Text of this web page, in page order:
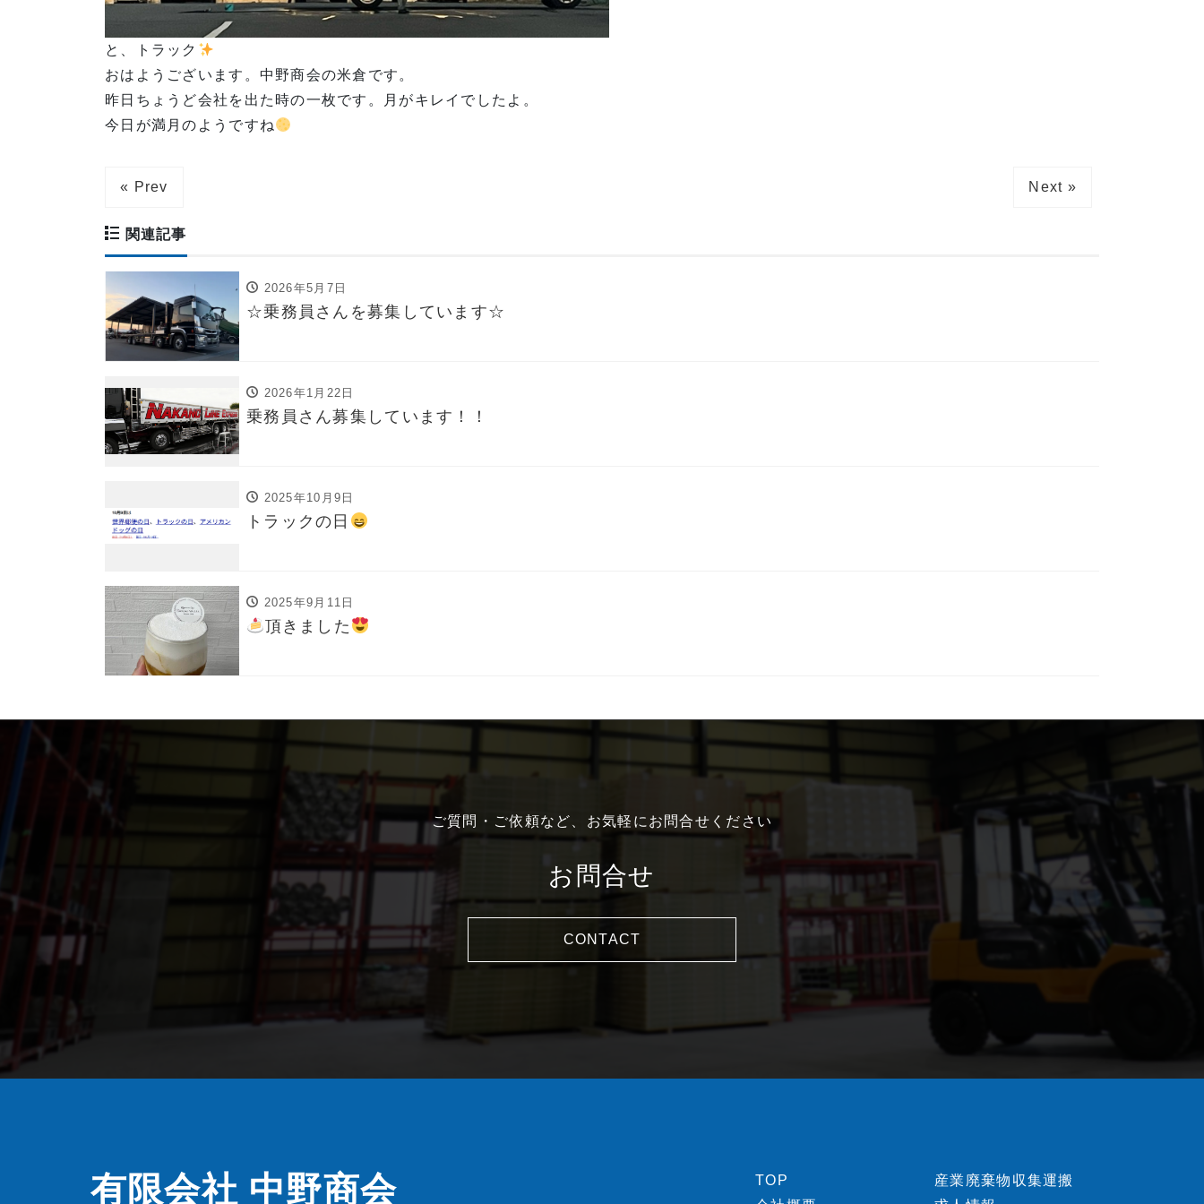
と、トラック
おはようございます。中野商会の米倉です。
昨日ちょうど会社を出た時の一枚です。月がキレイでしたよ。
今日が満月のようですね
« Prev Next »
関連記事
2026年5月7日
☆乗務員さんを募集しています☆
2026年1月22日
乗務員さん募集しています！！
2025年10月9日
トラックの日
2025年9月11日
頂きました
ご質問・ご依頼など、お気軽にお問合せください
お問合せ
CONTACT
有限会社 中野商会
TOP
産業廃棄物収集運搬